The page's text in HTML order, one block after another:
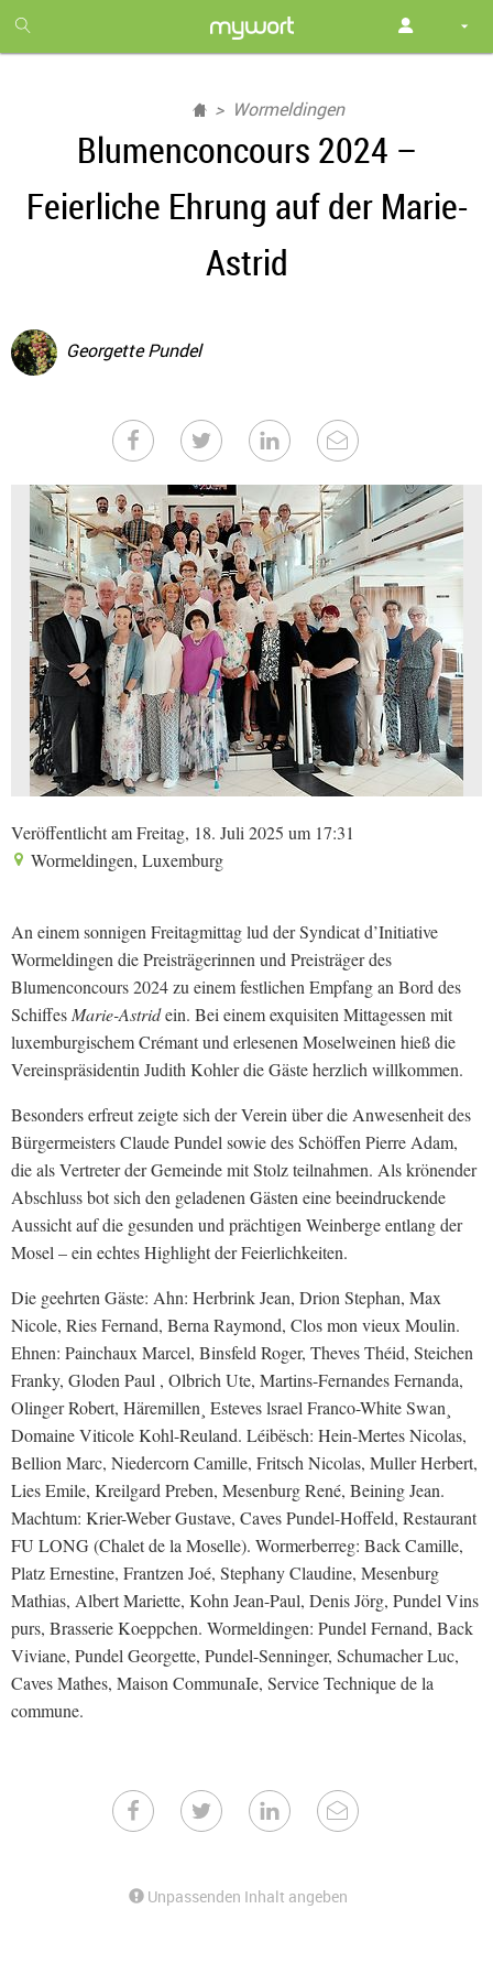
month
free
Wormeldingen
Blumenconcours 2024 –
Feierliche Ehrung auf der Marie-
Astrid
Georgette Pundel
Veröffentlicht am Freitag, 18. Juli 2025 um 17:31
Wormeldingen, Luxemburg
An einem sonnigen Freitagmittag lud der Syndicat d’Initiative
Wormeldingen die Preisträgerinnen und Preisträger des
Blumenconcours 2024 zu einem festlichen Empfang an Bord des
Schiffes Marie-Astridein. Bei einem exquisiten Mittagessen mit
luxemburgischem Crémant und erlesenen Moselweinen hieß die
Vereinspräsidentin Judith Kohler die Gäste herzlich willkommen.
Besonders erfreut zeigte sich der Verein über die Anwesenheit des
Bürgermeisters Claude Pundel sowie des Schöffen Pierre Adam,
die als Vertreter der Gemeinde mit Stolz teilnahmen. Als krönender
Abschluss bot sich den geladenen Gästen eine beeindruckende
Aussicht auf die gesunden und prächtigen Weinberge entlang der
Mosel – ein echtes Highlight der Feierlichkeiten.
Die geehrten Gäste: Ahn: Herbrink Jean, Drion Stephan, Max
Nicole, Ries Fernand, Berna Raymond, Clos mon vieux Moulin.
Ehnen: Painchaux Marcel, Binsfeld Roger, Theves Théid, Steichen
Franky, Gloden Paul , Olbrich Ute, Martins-Fernandes Fernanda,
Olinger Robert, Häremillen¸ Esteves lsrael Franco-White Swan¸
Domaine Viticole Kohl-Reuland. Léibësch: Hein-Mertes Nicolas,
Bellion Marc, Niedercorn Camille, Fritsch Nicolas, Muller Herbert,
Lies Emile, Kreilgard Preben, Mesenburg René, Beining Jean.
Machtum: Krier-Weber Gustave, Caves Pundel-Hoffeld, Restaurant
FU LONG (Chalet de la Moselle). Wormerberreg: Back Camille,
Platz Ernestine, Frantzen Joé, Stephany Claudine, Mesenburg
Mathias, Albert Mariette, Kohn Jean-Paul, Denis Jörg, Pundel Vins
purs, Brasserie Koeppchen. Wormeldingen: Pundel Fernand, Back
Viviane, Pundel Georgette, Pundel-Senninger, Schumacher Luc,
Caves Mathes, Maison CommunaIe, Service Technique de la
commune.
Unpassenden Inhalt angeben